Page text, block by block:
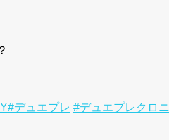
#デュエプレ #デュエプレクロニ